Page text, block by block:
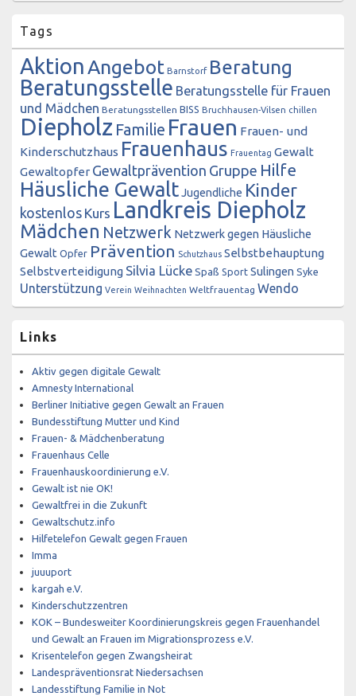
Tags
AktionAngebot Barnstorf Beratung
Beratungsstelle Beratungsstelle für Frauen
und Mädchen Beratungsstellen BISS Bruchhausen-Vilsen chillen
Diepholz Familie Frauen Frauen- und
Kinderschutzhaus Frauenhaus Frauentag Gewalt
Gewaltopfer Gewaltprävention Gruppe Hilfe
Häusliche GewaltJugendliche Kinder
kostenlos Kurs Landkreis Diepholz
Mädchen Netzwerk Netzwerk gegen Häusliche
Gewalt Opfer Prävention Schutzhaus Selbstbehauptung
Selbstverteidigung Silvia Lücke Spaß Sport Sulingen Syke
Unterstützung Verein Weihnachten Weltfrauentag Wendo
Links
Aktiv gegen digitale Gewalt
Amnesty International
Berliner Initiative gegen Gewalt an Frauen
Bundesstiftung Mutter und Kind
Frauen- & Mädchenberatung
Frauenhaus Celle
Frauenhauskoordinierung e.V.
Gewalt ist nie OK!
Gewaltfrei in die Zukunft
Gewaltschutz.info
Hilfetelefon Gewalt gegen Frauen
Imma
juuuport
kargah e.V.
Kinderschutzzentren
KOK – Bundesweiter Koordinierungskreis gegen Frauenhandel
und Gewalt an Frauen im Migrationsprozess e.V.
Krisentelefon gegen Zwangsheirat
Landespräventionsrat Niedersachsen
Landesstiftung Familie in Not